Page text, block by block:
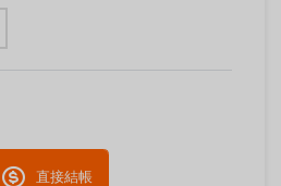
直接結帳